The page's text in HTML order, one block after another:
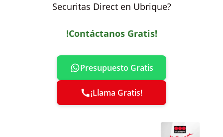
Securitas Direct en Ubrique?
!Contáctanos Gratis!
Presupuesto Gratis
¡Llama Gratis!